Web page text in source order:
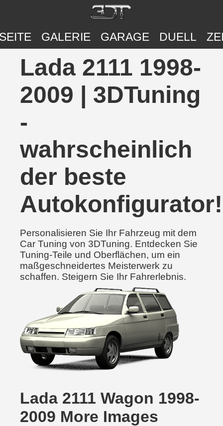
GALERIE GARAGE DUELL
Lada 2111 1998-
2009 | 3DTuning
-
wahrscheinlich
der beste
Autokonfigurator!
Personalisieren Sie Ihr Fahrzeug mit dem
Car Tuning von 3DTuning. Entdecken Sie
Tuning-Teile und Oberflächen, um ein
maßgeschneidertes Meisterwerk zu
schaffen. Steigern Sie Ihr Fahrerlebnis.
Lada 2111 Wagon 1998-
2009 More Images